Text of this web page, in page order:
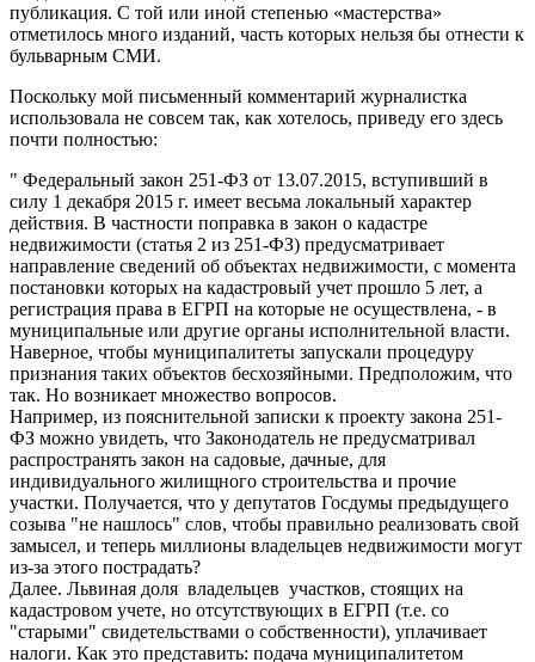
публикация. С той или иной степенью «мастерства»
отметилось много изданий, часть которых нельзя бы отнести к
бульварным СМИ.
Поскольку мой письменный комментарий журналистка
использовала не совсем так, как хотелось, приведу его здесь
почти полностью:
" Федеральный закон 251-ФЗ от 13.07.2015, вступивший в
силу 1 декабря 2015 г. имеет весьма локальный характер
действия. В частности поправка в закон о кадастре
недвижимости (статья 2 из 251-ФЗ) предусматривает
направление сведений об объектах недвижимости, с момента
постановки которых на кадастровый учет прошло 5 лет, а
регистрация права в ЕГРП на которые не осуществлена, - в
муниципальные или другие органы исполнительной власти.
Наверное, чтобы муниципалитеты запускали процедуру
признания таких объектов бесхозяйными. Предположим, что
так. Но возникает множество вопросов.
Например, из пояснительной записки к проекту закона 251-
ФЗ можно увидеть, что Законодатель не предусматривал
распространять закон на садовые, дачные, для
индивидуального жилищного строительства и прочие
участки. Получается, что у депутатов Госдумы предыдущего
созыва "не нашлось" слов, чтобы правильно реализовать свой
замысел, и теперь миллионы владельцев недвижимости могут
из-за этого пострадать?
Далее. Львиная доля владельцев участков, стоящих на
кадастровом учете, но отсутствующих в ЕГРП (т.е. со
"старыми" свидетельствами о собственности), уплачивает
налоги. Как это представить: подача муниципалитетом